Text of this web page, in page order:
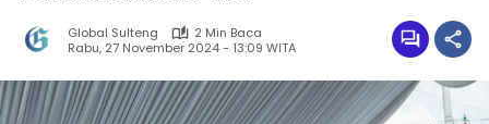
Global Sulteng
2 Min Baca
Rabu, 27 November 2024 - 13:09 WITA